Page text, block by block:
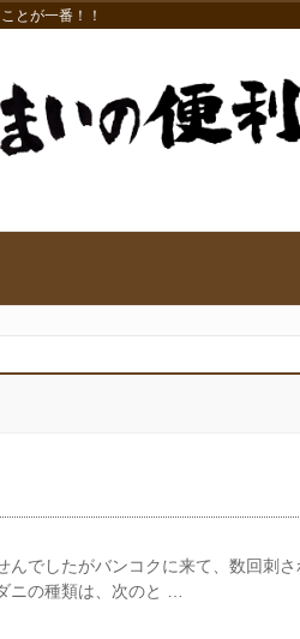
とが一番！！
でしたがバンコクに来て、数回刺
ニの種類は、次のと …